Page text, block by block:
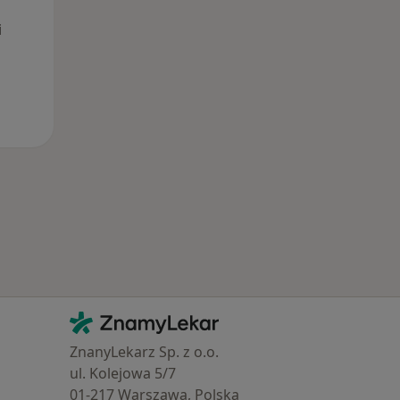
Kontakt
ZnamyLekar - Hlavní stránka
ZnanyLekarz Sp. z o.o.
ul. Kolejowa 5/7
01-217 Warszawa, Polska